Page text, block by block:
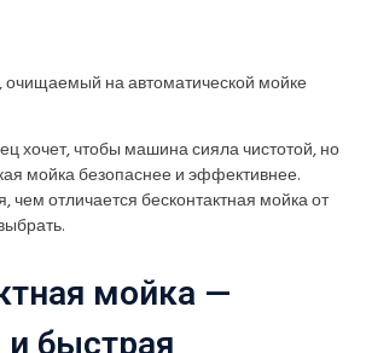
хочет, чтобы машина сияла чистотой, но
мойка безопаснее и эффективнее.
чем отличается бесконтактная мойка от
мойка —
быстрая